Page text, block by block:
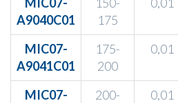
A9040C01
175
MIC07-
A9041C01
175-
200
0,01
MIC07-
200-
0,01